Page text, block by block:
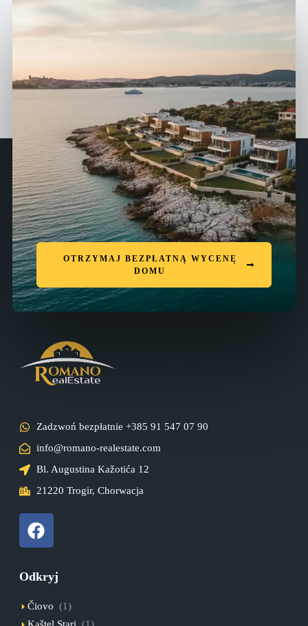
OTRZYMAJ BEZPŁATNĄ WYCENĘ
DOMU
Zadzwoń bezpłatnie +385 91 547 07 90
info@romano-realestate.com
Bl. Augustina Kažotića 12
21220 Trogir, Chorwacja
Odkryj
Čiovo (1)